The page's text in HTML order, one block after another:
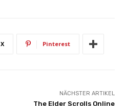
X Pinterest
NÄCHSTER ARTIKEL
The Elder Scrolls Online